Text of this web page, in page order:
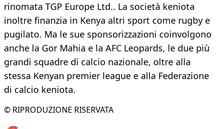
rinomata TGP Europe Ltd.. La società keniota
inoltre finanzia in Kenya altri sport come rugby e
pugilato. Ma le sue sponsorizzazioni coinvolgono
anche la Gor Mahia e la AFC Leopards, le due più
grandi squadre di calcio nazionale, oltre alla
stessa Kenyan premier league e alla Federazione
di calcio keniota.
© RIPRODUZIONE RISERVATA